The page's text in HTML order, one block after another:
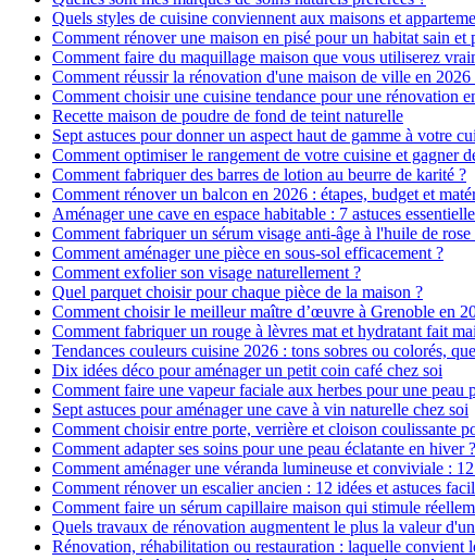
Quels styles de cuisine conviennent aux maisons et
Comment rénover une maison en pisé pour un habitat sain et
Comment faire du maquillage maison que vous utiliserez
Comment réussir la rénovation d'une maison de ville en 2026
Comment choisir une cuisine tendance pour une rénovation
Recette maison de poudre de fond de teint naturelle
Sept astuces pour donner un aspect haut de gamme à votre
Comment optimiser le rangement de votre cuisine et gagner
Comment fabriquer des barres de lotion au beurre de karité ?
Comment rénover un balcon en 2026 : étapes, budget et
Aménager une cave en espace habitable : 7 astuces
Comment fabriquer un sérum visage anti-âge à l'huile de rose
Comment aménager une pièce en sous-sol efficacement ?
Comment exfolier son visage naturellement ?
Quel parquet choisir pour chaque pièce de la maison ?
Comment choisir le meilleur maître d’œuvre à Grenoble en
Comment fabriquer un rouge à lèvres mat et hydratant fait
Tendances couleurs cuisine 2026 : tons sobres ou colorés,
Dix idées déco pour aménager un petit coin café chez soi
Comment faire une vapeur faciale aux herbes pour une peau
Sept astuces pour aménager une cave à vin naturelle chez soi
Comment choisir entre porte, verrière et cloison coulissante
Comment adapter ses soins pour une peau éclatante en hiver ?
Comment aménager une véranda lumineuse et conviviale :
Comment rénover un escalier ancien : 12 idées et astuces
Comment faire un sérum capillaire maison qui stimule
Quels travaux de rénovation augmentent le plus la valeur
Rénovation, réhabilitation ou restauration : laquelle convient